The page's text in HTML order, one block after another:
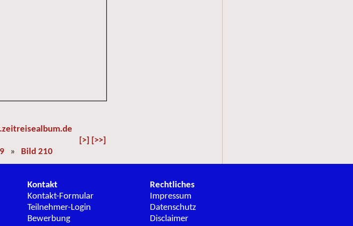
[>] [>>]
» Bild 210
Kontakt
Kontakt-Formular
Teilnehmer-Login
Bewerbung
Rechtliches
Impressum
Datenschutz
Disclaimer